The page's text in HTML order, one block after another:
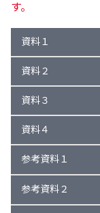
す。
資料１
資料２
資料３
資料４
参考資料１
参考資料２